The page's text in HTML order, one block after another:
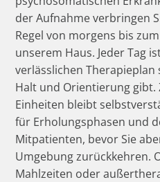
der Aufnahme verbringen
Regel von morgens bis
unserem Haus. Jeder Tag
verlässlichen
Halt und Orientierung gibt.
Einheiten bleibt
für Erholungsphasen und
Mitpatienten, bevor Sie
Umgebung zurückkehren.
Mahlzeiten oder